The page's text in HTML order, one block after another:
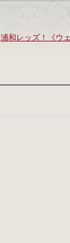
浦和レッズ！《ウ